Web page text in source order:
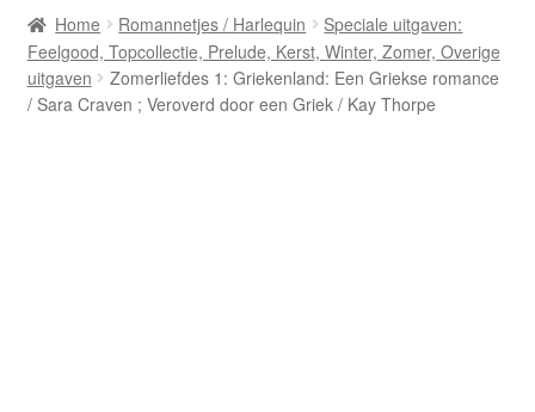
Afrekenen
Algemene Voorwaarden
Home Romannetjes / Harlequin
Speciale uitgaven:
Feelgood, Topcollectie, Prelude, Kerst, Winter, Zomer, Overige
uitgaven
Zomerliefdes 1: Griekenland: Een Griekse romance
/ Sara Craven ; Veroverd door een Griek / Kay Thorpe